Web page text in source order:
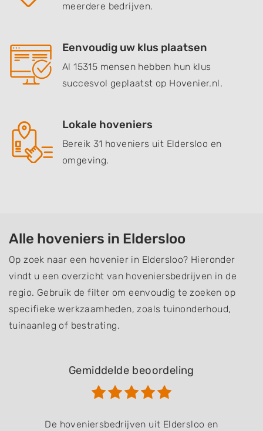
meerdere bedrijven.
Eenvoudig uw klus plaatsen
Al 15315 mensen hebben hun klus
succesvol geplaatst op Hovenier.nl.
Lokale hoveniers
Bereik 31 hoveniers uit Eldersloo en
omgeving.
Alle hoveniers in Eldersloo
Op zoek naar een hovenier in Eldersloo? Hieronder
vindt u een overzicht van hoveniersbedrijven in de
regio. Gebruik de filter om eenvoudig te zoeken op
specifieke werkzaamheden, zoals tuinonderhoud,
tuinaanleg of bestrating.
Gemiddelde beoordeling
De hoveniersbedrijven uit Eldersloo en